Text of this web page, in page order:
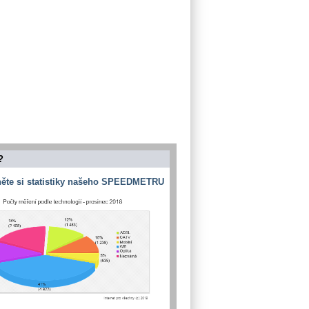
si statistiky našeho SPEEDMETRU